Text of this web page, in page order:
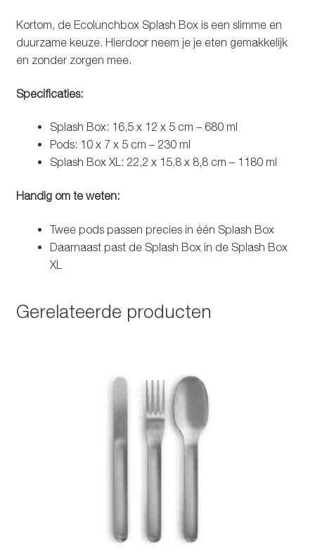
Kortom, de Ecolunchbox Splash Box is een slimme en
duurzame keuze. Hierdoor neem je je eten gemakkelijk
en zonder zorgen mee.
Specificaties:
Splash Box: 16,5 x 12 x 5 cm – 680 ml
Pods: 10 x 7 x 5 cm – 230 ml
Splash Box XL: 22,2 x 15,8 x 8,8 cm – 1180 ml
Handig om te weten:
Twee pods passen precies in één Splash Box
Daarnaast past de Splash Box in de Splash Box
XL
Gerelateerde producten